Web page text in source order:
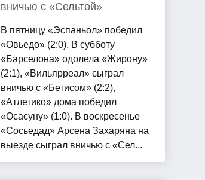
вничью с «Сельтой»
В пятницу «Эспаньол» победил
«Овьедо» (2:0). В субботу
«Барселона» одолела «Жирону»
(2:1), «Вильярреал» сыграл
вничью с «Бетисом» (2:2),
«Атлетико» дома победил
«Осасуну» (1:0). В воскресенье
«Сосьедад» Арсена Захаряна на
выезде сыграл вничью с «Сел...